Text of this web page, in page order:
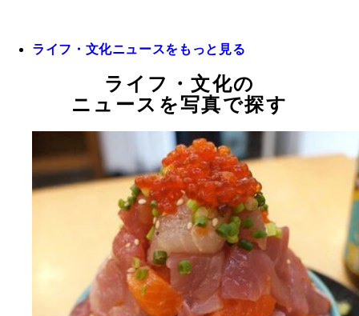
ライフ・文化ニュースをもっと見る
ライフ・文化の
ニュースを写真で探す